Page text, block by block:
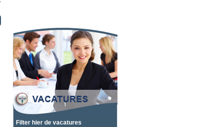
Filter hier de vacatures